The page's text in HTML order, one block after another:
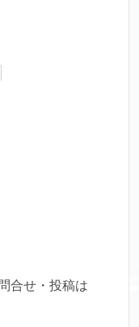
合せ・投稿は